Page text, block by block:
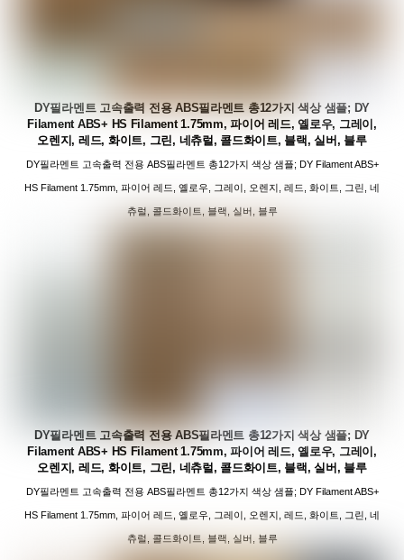
DY필라멘트 고속출력 전용 ABS필라멘트 총12가지 색상 샘플; DY
Filament ABS+ HS Filament 1.75mm, 파이어 레드, 옐로우, 그레이,
오렌지, 레드, 화이트, 그린, 네츄럴, 콜드화이트, 블랙, 실버, 블루
DY필라멘트 고속출력 전용 ABS필라멘트 총12가지 색상 샘플; DY Filament ABS+
HS Filament 1.75mm, 파이어 레드, 옐로우, 그레이, 오렌지, 레드, 화이트, 그린, 네
츄럴, 콜드화이트, 블랙, 실버, 블루
DY필라멘트 고속출력 전용 ABS필라멘트 총12가지 색상 샘플; DY
Filament ABS+ HS Filament 1.75mm, 파이어 레드, 옐로우, 그레이,
오렌지, 레드, 화이트, 그린, 네츄럴, 콜드화이트, 블랙, 실버, 블루
DY필라멘트 고속출력 전용 ABS필라멘트 총12가지 색상 샘플; DY Filament ABS+
HS Filament 1.75mm, 파이어 레드, 옐로우, 그레이, 오렌지, 레드, 화이트, 그린, 네
츄럴, 콜드화이트, 블랙, 실버, 블루